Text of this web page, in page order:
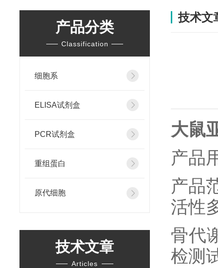
产品分类
Classification
细胞系
ELISA试剂盒
PCR试剂盒
重组蛋白
原代细胞
技术文章
Articles
技术文
大鼠
产品
产品
活性
骨代
检测